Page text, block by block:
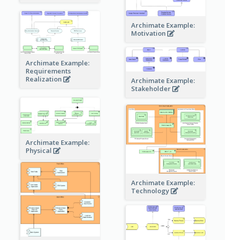
Archimate Example:
Motivation
Archimate Example:
Requirements
Realization
Archimate Example:
Stakeholder
Archimate Example:
Physical
Archimate Example:
Technology